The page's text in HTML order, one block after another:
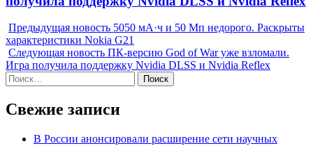
Предыдущая новость 5050 мА·ч и 50 Мп недорого. Раскрыты
характеристики Nokia G21
Следующая новость ПК-версию God of War уже взломали.
Игра получила поддержку Nvidia DLSS и Nvidia Reflex
Найти:
Свежие записи
В России анонсировали расширение сети научных